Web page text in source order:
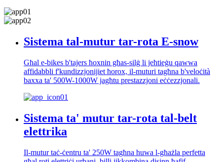
Sistema tal-mutur tar-rota E-snow
Għal e-bikes b'tajers ħoxnin għas-silġ li jeħtieġu qawwa
affidabbli f'kundizzjonijiet ħorox, il-muturi tagħna b'veloċità
baxxa ta' 500W-1000W jagħtu prestazzjoni eċċezzjonali.
Sistema ta' mutur tar-rota tal-belt
elettrika
Il-mutur taċ-ċentru ta' 250W tagħna huwa l-għażla perfetta